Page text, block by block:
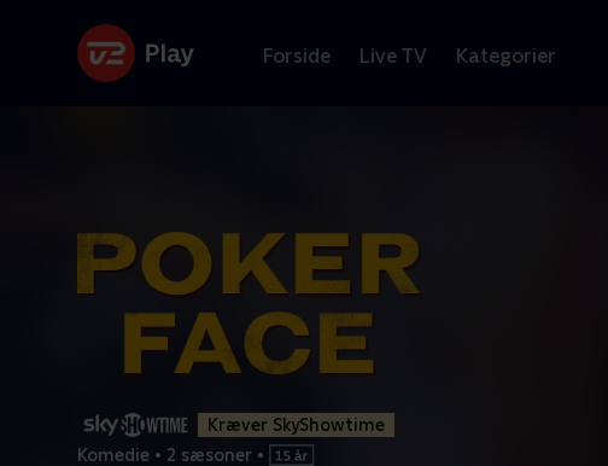
Forside Live TV Kategorier
Kræver SkyShowtime
Komedie • 2 sæsoner •